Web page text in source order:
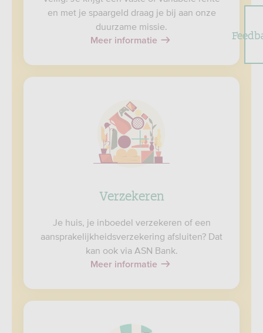
en met je spaargeld draag je bij aan onze
duurzame missie.
Meer informatie
Verzekeren
Je huis, je inboedel verzekeren of een
aansprakelijkheidsverzekering afsluiten? Dat
kan ook via ASN Bank.
Meer informatie